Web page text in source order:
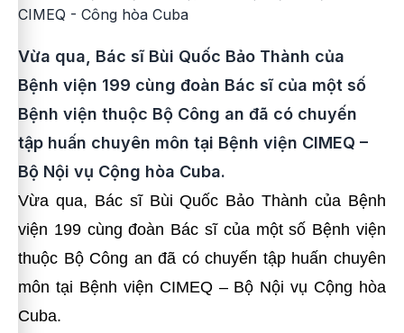
Vừa qua, Bác sĩ Bùi Quốc Bảo Thành của
Bệnh viện 199 cùng đoàn Bác sĩ của một số
Bệnh viện thuộc Bộ Công an đã có chuyến
tập huấn chuyên môn tại Bệnh viện CIMEQ –
Bộ Nội vụ Cộng hòa Cuba.
Vừa qua, Bác sĩ Bùi Quốc Bảo Thành của Bệnh
viện 199 cùng đoàn Bác sĩ của một số Bệnh viện
thuộc Bộ Công an đã có chuyến tập huấn chuyên
môn tại Bệnh viện CIMEQ – Bộ Nội vụ Cộng hòa
Cuba.